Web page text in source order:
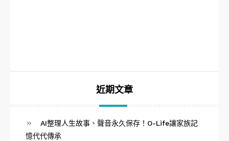
近期文章
AI整理人生故事、聲音永久保存！O-Life讓家族記
憶代代傳承